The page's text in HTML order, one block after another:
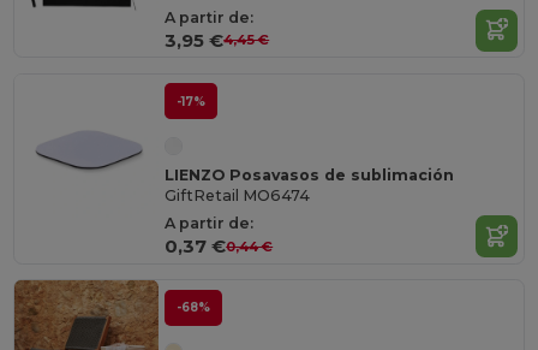
A partir de:
3,95 €4,45 €
-17%
LIENZO Posavasos de sublimación
GiftRetail MO6474
A partir de:
0,37 €0,44 €
-68%